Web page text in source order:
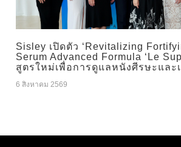
Sisley เปิดตัว ‘Revitalizing
Serum Advanced Formula ‘Le
สูตรใหม่เพื่อการดูแลหนังศีรษะและ
6 สิงหาคม 2569